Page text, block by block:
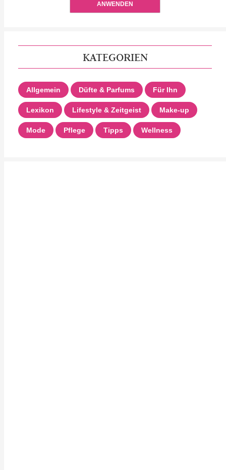
ANWENDEN
KATEGORIEN
Allgemein Düfte & Parfums Für Ihn
Lexikon Lifestyle & Zeitgeist Make-up
Mode Pflege Tipps Wellness